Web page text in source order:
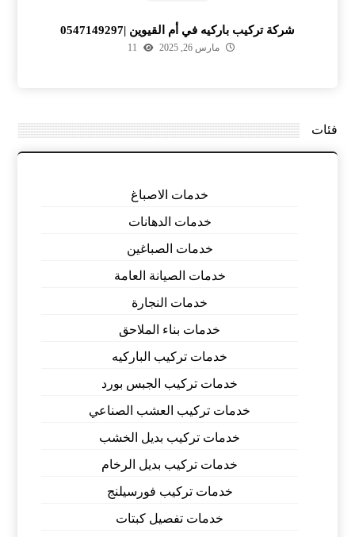
شركة تركيب باركيه في أم القيوين |0547149297
مارس 26, 2025 11
فئات
خدمات الاصباغ
خدمات الدهانات
خدمات الصباغين
خدمات الصيانة العامة
خدمات النجارة
خدمات بناء الملاحق
خدمات تركيب الباركيه
خدمات تركيب الجبس بورد
خدمات تركيب العشب الصناعي
خدمات تركيب بديل الخشب
خدمات تركيب بديل الرخام
خدمات تركيب فورسيلنج
خدمات تفصيل كبتات